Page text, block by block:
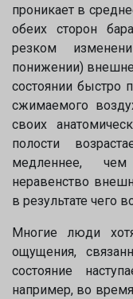
проникает в
обеих сторон
резком
понижении)
состоянии быстро
сжимаемого
своих
полости
медленнее,
неравенство
в результате чего
Многие люди
ощущения,
состояние
например, во